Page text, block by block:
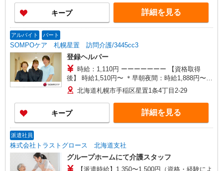
者）の場合は時給1,190円
キープ 詳細を見る
アルバイト パート
SOMPOケア 札幌星置 訪問介護/3445cc3
登録ヘルパー
時給：1,110円 ーーーーーーー 【資格取得
後】 時給1,510円〜 ＊早朝夜間：時給1,888円〜
＊日曜祝日：時給1,810円〜 ーーーーーーー
北海道札幌市手稲区星置1条4丁目2-29
キープ 詳細を見る
派遣社員
株式会社トラストグロース 北海道支社
グループホームにて介護スタッフ
【派遣時給】1,350〜1,500円（資格・経験によ